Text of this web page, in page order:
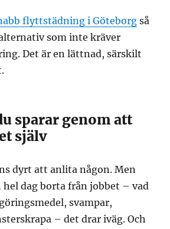
flyttstädning i Göteborgså
som inte kräver
Det är en lättnad, särskilt
sparar genom att
själv
dyrt att anlita någon. Men
hel dag borta från jobbet – vad
svampar,
– det drar iväg. Och